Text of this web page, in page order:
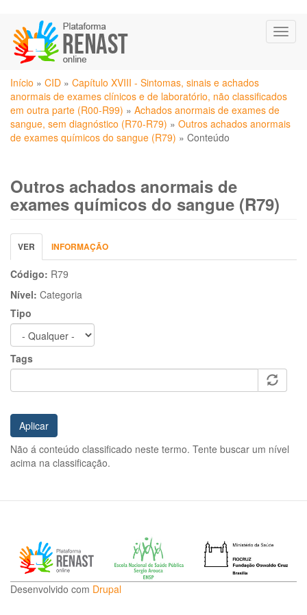
para
conteúdo
principal
Você
está
aqui
Início » CID » Capítulo XVIII - Sintomas, sinais e achados
anormais de exames clínicos e de laboratório, não classificados
em outra parte (R00-R99) » Achados anormais de exames de
sangue, sem diagnóstico (R70-R79) » Outros achados anormais
de exames químicos do sangue (R79) » Conteúdo
Outros achados anormais de
exames químicos do sangue (R79)
Abas
primárias
VER (ABA
ATIVA)
INFORMAÇÃO
Código: R79
Nível: Categoria
Tipo
Tags
Aplicar
Não á conteúdo classificado neste termo. Tente buscar um nível
acima na classificação.
Desenvolvido com Drupal